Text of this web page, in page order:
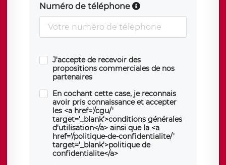
Numéro de téléphone
J'accepte de recevoir des
propositions commerciales de nos
partenaires
En cochant cette case, je reconnais
avoir pris connaissance et accepter
les <a href='/cgu/'
target='_blank'>conditions générales
d'utilisation</a> ainsi que la <a
href='/politique-de-confidentialite/'
target='_blank'>politique de
confidentialite</a>